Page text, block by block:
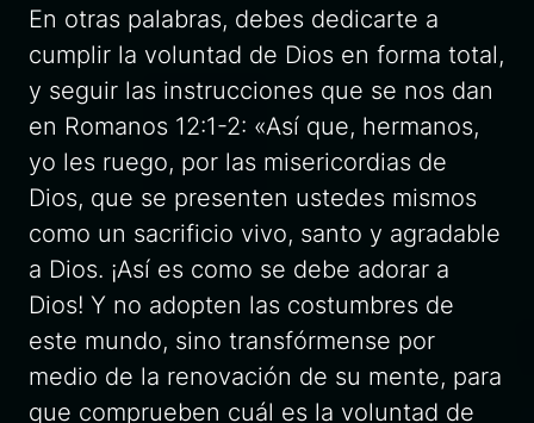
En otras palabras, debes dedicarte a
cumplir la voluntad de Dios en forma total,
y seguir las instrucciones que se nos dan
en Romanos 12:1-2: «Así que, hermanos,
yo les ruego, por las misericordias de
Dios, que se presenten ustedes mismos
como un sacrificio vivo, santo y agradable
a Dios. ¡Así es como se debe adorar a
Dios! Y no adopten las costumbres de
este mundo, sino transfórmense por
medio de la renovación de su mente, para
que comprueben cuál es la voluntad de